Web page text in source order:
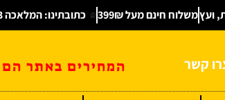
ועץמשלוח חינם מעל 399₪ כתובתינו: המלאכה 63 ,אזור התעשיה חולון
קשר המחירים באתר